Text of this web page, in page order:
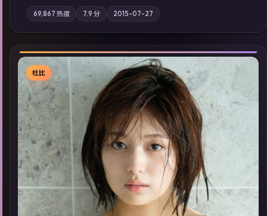
记忆碎片重组后，主角发现自己从未活过“真实”的一天；摄影与
配乐强化地域气质；站内亦可通过「国产免费观看高清电视剧在
线看」延展检索同类型高分佳作，畅享高清在线追剧体验。
69,867 热度 7.9 分 2015-07-27
杜比